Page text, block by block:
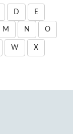
D E
M N O
W X